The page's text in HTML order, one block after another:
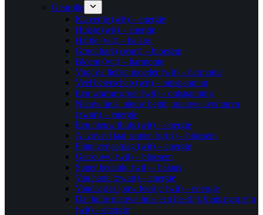
Geurolie
Klavertje (wit) – energie
Huisje (wit) – energie
Hartje (wit) – balans
Groot hart (zwart) – bloesem
Bloem (wit) – harmonie
Voor de liefste moeder (wit) – harmonie
Veel beterschap (wit) – ontspanning
Een warme groet (wit) – ontspanning
Nieuw huis, nieuw begin, nieuwe avonturen
(zwart) – energie
Een nieuw thuis (wit) – energie
Al zoveel jaar samen (grijs) – bloesem
Fijne verjaardag (wit) – energie
Getrouwd (wit) – bloesem
Super bedankt (wit) – balans
Van harte (zwart) – energie
Vandaag is jouw feestje (wit) – energie
Dat jullie nieuwe huis een heerlijk thuis mag zijn
(wit) – energie